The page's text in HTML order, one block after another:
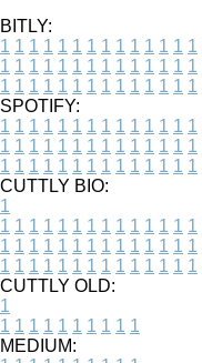
BITLY:
1 1 1 1 1 1 1 1 1 1 1 1 1 1
1 1 1 1 1 1 1 1 1 1 1 1 1 1
1 1 1 1 1 1 1 1 1 1 1 1 1 1
SPOTIFY:
1 1 1 1 1 1 1 1 1 1 1 1 1 1
1 1 1 1 1 1 1 1 1 1 1 1 1 1
1 1 1 1 1 1 1 1 1 1 1 1 1 1
CUTTLY BIO:
1
1 1 1 1 1 1 1 1 1 1 1 1 1 1
1 1 1 1 1 1 1 1 1 1 1 1 1 1
1 1 1 1 1 1 1 1 1 1 1 1 1 1
CUTTLY OLD:
1
1 1 1 1 1 1 1 1 1 1
MEDIUM: